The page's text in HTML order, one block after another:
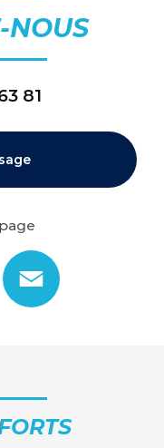
NOUS
81